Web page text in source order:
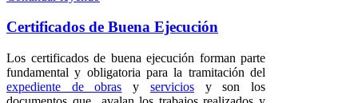
Certificados de Buena Ejecución
Los certificados de buena ejecución forman parte
fundamental y obligatoria para la tramitación del
expediente de obras y serviciosy son los